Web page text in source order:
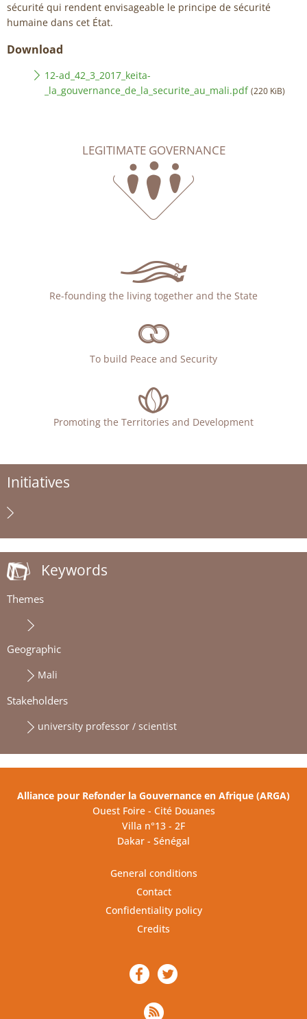
sécurité qui rendent envisageable le principe de sécurité
humaine dans cet État.
Download
12-ad_42_3_2017_keita-
_la_gouvernance_de_la_securite_au_mali.pdf (220 KiB)
LEGITIMATE GOVERNANCE
Re-founding the living together and the State
To build Peace and Security
Promoting the Territories and Development
Initiatives
Keywords
Themes
Geographic
Mali
Stakeholders
university professor / scientist
Alliance pour Refonder la Gouvernance en Afrique (ARGA)
Ouest Foire - Cité Douanes
Villa n°13 - 2F
Dakar - Sénégal
General conditions
Contact
Confidentiality policy
Credits